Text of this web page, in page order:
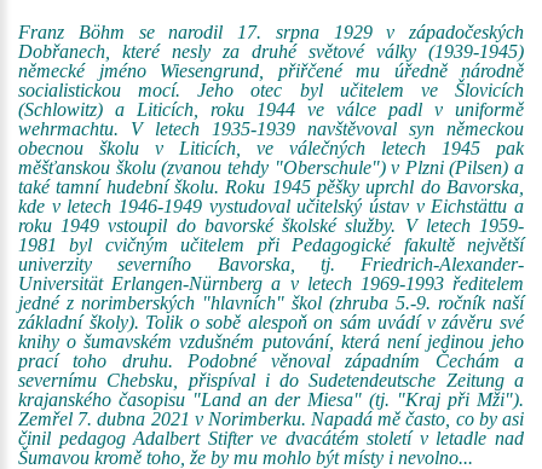
Franz Böhm se narodil 17. srpna 1929 v západočeských
Dobřanech, které nesly za druhé světové války (1939-1945)
německé jméno Wiesengrund, přiřčené mu úředně národně
socialistickou mocí. Jeho otec byl učitelem ve Šlovicích
(Schlowitz) a Liticích, roku 1944 ve válce padl v uniformě
wehrmachtu. V letech 1935-1939 navštěvoval syn německou
obecnou školu v Liticích, ve válečných letech 1945 pak
měšťanskou školu (zvanou tehdy "Oberschule") v Plzni (Pilsen) a
také tamní hudební školu. Roku 1945 pěšky uprchl do Bavorska,
kde v letech 1946-1949 vystudoval učitelský ústav v Eichstättu a
roku 1949 vstoupil do bavorské školské služby. V letech 1959-
1981 byl cvičným učitelem při Pedagogické fakultě největší
univerzity severního Bavorska, tj. Friedrich-Alexander-
Universität Erlangen-Nürnberg a v letech 1969-1993 ředitelem
jedné z norimberských "hlavních" škol (zhruba 5.-9. ročník naší
základní školy). Tolik o sobě alespoň on sám uvádí v závěru své
knihy o šumavském vzdušném putování, která není jedinou jeho
prací toho druhu. Podobné věnoval západním Čechám a
severnímu Chebsku, přispíval i do Sudetendeutsche Zeitung a
krajanského časopisu "Land an der Miesa" (tj. "Kraj při Mži").
Zemřel 7. dubna 2021 v Norimberku. Napadá mě často, co by asi
činil pedagog Adalbert Stifter ve dvacátém století v letadle nad
Šumavou kromě toho, že by mu mohlo být místy i nevolno...